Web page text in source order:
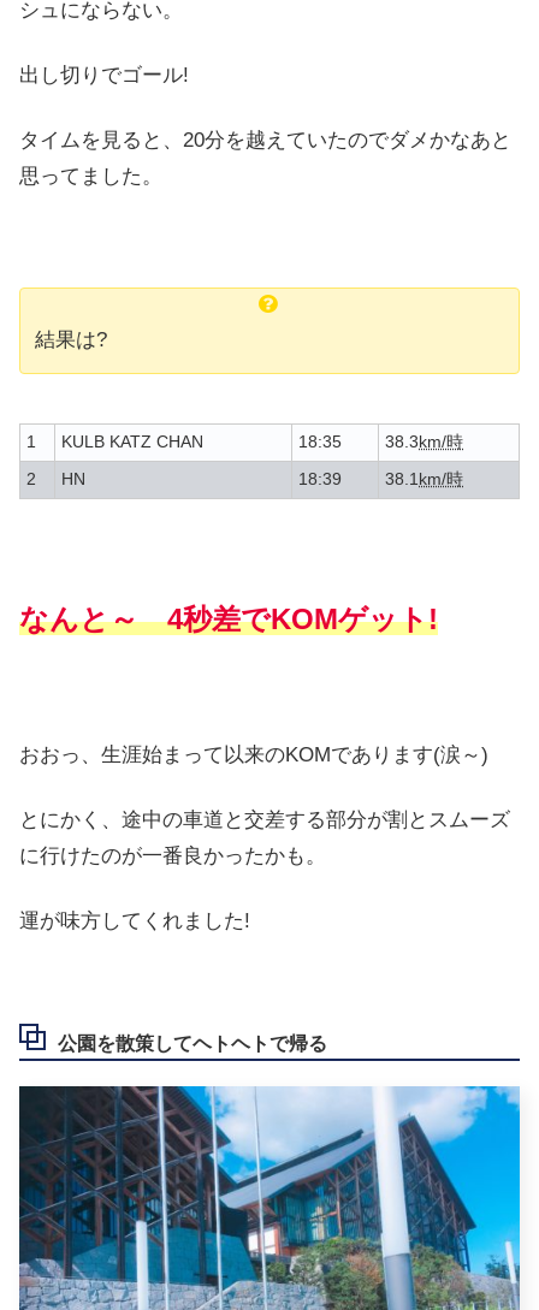
シュにならない。
出し切りでゴール!
タイムを見ると、20分を越えていたのでダメかなあと
思ってました。
結果は?
1 KULB KATZ CHAN 18:35 38.3 km/時
2 HN 18:39 38.1 km/時
なんと～ 4秒差でKOMゲット!
おおっ、生涯始まって以来のKOMであります(涙～)
とにかく、途中の車道と交差する部分が割とスムーズ
に行けたのが一番良かったかも。
運が味方してくれました!
公園を散策してヘトヘトで帰る